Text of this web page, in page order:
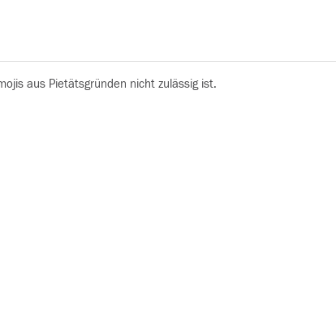
aus Pietätsgründen nicht zulässig ist.